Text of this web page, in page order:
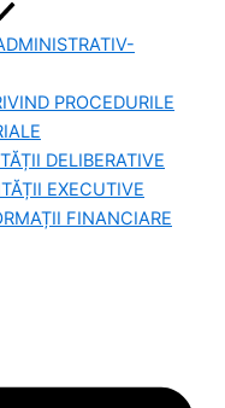
PROCEDURILE
DELIBERATIVE
EXECUTIVE
FINANCIARE